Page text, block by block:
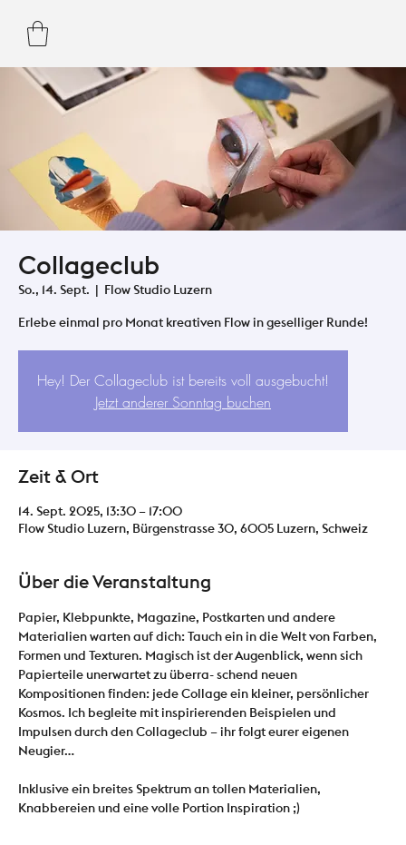
Collageclub
So., 14. Sept.
  |
Flow Studio Luzern
Hey! Der Collageclub ist bereits voll ausgebucht!
Jetzt anderer Sonntag buchen
Zeit & Ort
14. Sept. 2025, 13:30 – 17:00
Flow Studio Luzern, Bürgenstrasse 30, 6005 Luzern, Schweiz
Über die Veranstaltung
Papier, Klebpunkte, Magazine, Postkarten und andere
Materialien warten auf dich: Tauch ein in die Welt von Farben,
Formen und Texturen. Magisch ist der Augenblick, wenn sich
Papierteile unerwartet zu überra- schend neuen
Kompositionen finden: jede Collage ein kleiner, persönlicher
Kosmos. Ich begleite mit inspirierenden Beispielen und
Impulsen durch den Collageclub – ihr folgt eurer eigenen
Neugier…
Inklusive ein breites Spektrum an tollen Materialien,
Knabbereien und eine volle Portion Inspiration ;)